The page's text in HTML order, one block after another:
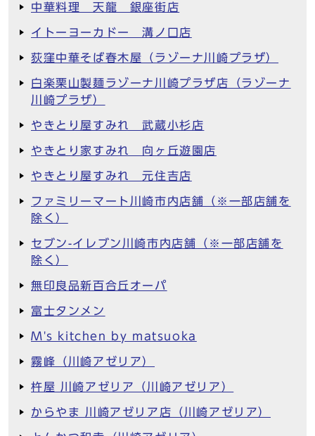
中華料理 天龍 銀座街店
イトーヨーカドー 溝ノ口店
荻窪中華そば春木屋（ラゾーナ川崎プラザ）
白楽栗山製麺ラゾーナ川崎プラザ店（ラゾーナ
川崎プラザ）
やきとり屋すみれ 武蔵小杉店
やきとり家すみれ 向ヶ丘遊園店
やきとり屋すみれ 元住吉店
ファミリーマート川崎市内店舗（※一部店舗を
除く）
セブン-イレブン川崎市内店舗（※一部店舗を
除く）
無印良品新百合丘オーパ
富士タンメン
M's kitchen by matsuoka
霧峰（川崎アゼリア）
杵屋 川崎アゼリア（川崎アゼリア）
からやま 川崎アゼリア店（川崎アゼリア）